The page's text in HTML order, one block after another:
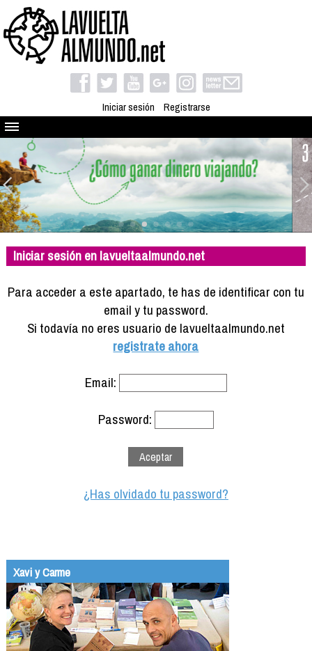
Iniciar sesión Registrarse
Quienes somos
El proyecto
Blog
Viaja con nosotros
Camino solidario
Libros
Compañeros de viaje
Info viajeros
Iniciar sesión en lavueltaalmundo.net
Para acceder a este apartado, te has de identificar con tu
email y tu password.
Si todavía no eres usuario de lavueltaalmundo.net
registrate ahora
Email:
Password:
¿Has olvidado tu password?
Xavi y Carme